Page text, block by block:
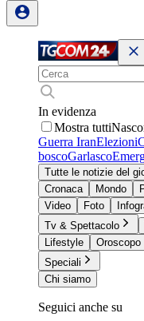
In evidenza
Mostra tutti
Guerra IranElezioni
boscoGarlasco
Tutte le notizie del
Cronaca
Mondo
Video
Foto
Tv & Spettacolo
Lifestyle
Oroscopo
Speciali
Chi siamo
Seguici anche su